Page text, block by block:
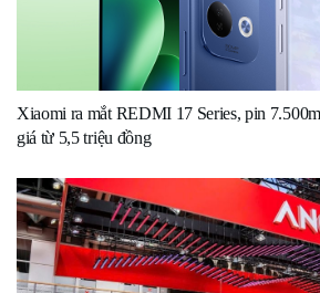
Xiaomi ra mắt REDMI 17 Series, pin
giá từ 5,5 triệu đồng